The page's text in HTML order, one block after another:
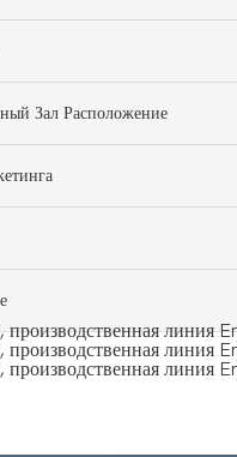
Зал Расположение